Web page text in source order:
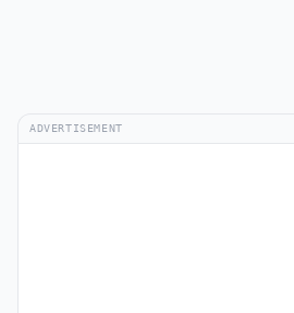
ADVERTISEMENT